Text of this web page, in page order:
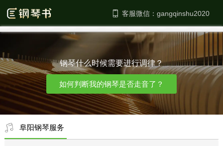
客服微信：
钢琴什么时候需要进行调律？
如何判断我的钢琴是否走音了？
阜阳钢琴服务